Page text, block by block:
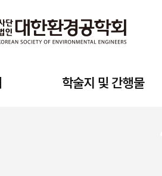
학술지 및 간행물